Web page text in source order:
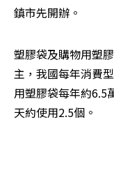
鎮市先開辦。
塑膠袋及購物用塑
主，我國每年消費
用塑膠袋每年約6.5
天約使用2.5個。